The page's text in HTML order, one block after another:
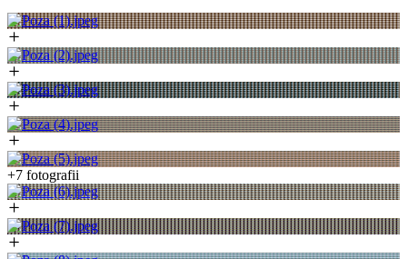
+7 fotografii